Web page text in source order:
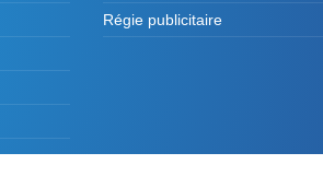
Régie publicitaire